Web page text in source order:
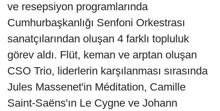
ve resepsiyon programlarında
Cumhurbaşkanlığı Senfoni Orkestrası
sanatçılarından oluşan 4 farklı topluluk
görev aldı. Flüt, keman ve arptan oluşan
CSO Trio, liderlerin karşılanması sırasında
Jules Massenet'in Méditation, Camille
Saint-Saëns'ın Le Cygne ve Johann